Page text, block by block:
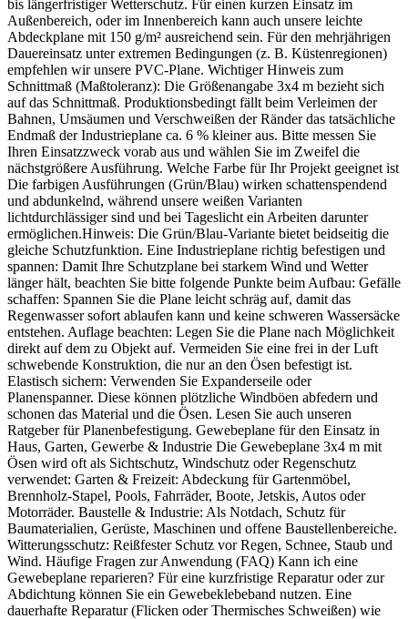
bis längerfristiger Wetterschutz. Für einen kurzen Einsatz im
Außenbereich, oder im Innenbereich kann auch unsere leichte
Abdeckplane mit 150 g/m² ausreichend sein. Für den mehrjährigen
Dauereinsatz unter extremen Bedingungen (z. B. Küstenregionen)
empfehlen wir unsere PVC-Plane. Wichtiger Hinweis zum
Schnittmaß (Maßtoleranz): Die Größenangabe 3x4 m bezieht sich
auf das Schnittmaß. Produktionsbedingt fällt beim Verleimen der
Bahnen, Umsäumen und Verschweißen der Ränder das tatsächliche
Endmaß der Industrieplane ca. 6 % kleiner aus. Bitte messen Sie
Ihren Einsatzzweck vorab aus und wählen Sie im Zweifel die
nächstgrößere Ausführung. Welche Farbe für Ihr Projekt geeignet ist
Die farbigen Ausführungen (Grün/Blau) wirken schattenspendend
und abdunkelnd, während unsere weißen Varianten
lichtdurchlässiger sind und bei Tageslicht ein Arbeiten darunter
ermöglichen.Hinweis: Die Grün/Blau-Variante bietet beidseitig die
gleiche Schutzfunktion. Eine Industrieplane richtig befestigen und
spannen: Damit Ihre Schutzplane bei starkem Wind und Wetter
länger hält, beachten Sie bitte folgende Punkte beim Aufbau: Gefälle
schaffen: Spannen Sie die Plane leicht schräg auf, damit das
Regenwasser sofort ablaufen kann und keine schweren Wassersäcke
entstehen. Auflage beachten: Legen Sie die Plane nach Möglichkeit
direkt auf dem zu Objekt auf. Vermeiden Sie eine frei in der Luft
schwebende Konstruktion, die nur an den Ösen befestigt ist.
Elastisch sichern: Verwenden Sie Expanderseile oder
Planenspanner. Diese können plötzliche Windböen abfedern und
schonen das Material und die Ösen. Lesen Sie auch unseren
Ratgeber für Planenbefestigung. Gewebeplane für den Einsatz in
Haus, Garten, Gewerbe & Industrie Die Gewebeplane 3x4 m mit
Ösen wird oft als Sichtschutz, Windschutz oder Regenschutz
verwendet: Garten & Freizeit: Abdeckung für Gartenmöbel,
Brennholz-Stapel, Pools, Fahrräder, Boote, Jetskis, Autos oder
Motorräder. Baustelle & Industrie: Als Notdach, Schutz für
Baumaterialien, Gerüste, Maschinen und offene Baustellenbereiche.
Witterungsschutz: Reißfester Schutz vor Regen, Schnee, Staub und
Wind. Häufige Fragen zur Anwendung (FAQ) Kann ich eine
Gewebeplane reparieren? Für eine kurzfristige Reparatur oder zur
Abdichtung können Sie ein Gewebeklebeband nutzen. Eine
dauerhafte Reparatur (Flicken oder Thermisches Schweißen) wie